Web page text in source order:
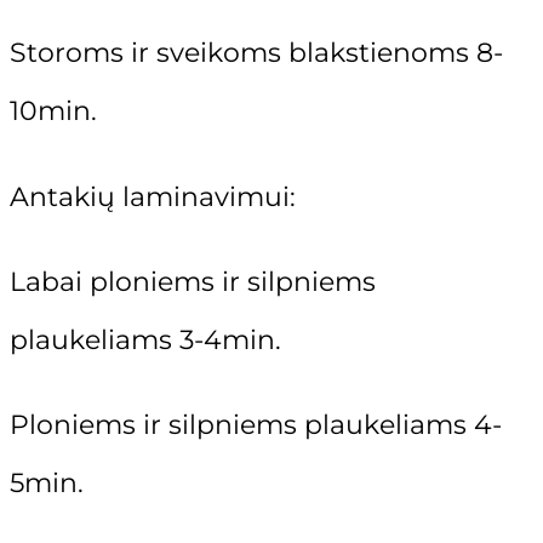
Manikiūro ir pedikiūro mokymai
Manikiūro ir pedikiūro kursai (60
Trenerio mokymai
Trenerio kursai
IBRA BLAKSTIENOS
5,99
„ITALWAX” PUDRA
SUPERCILIUM ANTAKIŲ IR
Storoms ir sveikoms blakstienoms 8-
10min.
Antakių laminavimui:
Labai ploniems ir silpniems
plaukeliams 3-4min.
Ploniems ir silpniems plaukeliams 4-
5min.